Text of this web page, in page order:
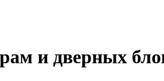
и дверных